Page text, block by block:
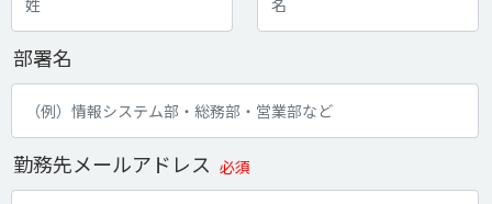
部署名
勤務先メールアドレス 必須